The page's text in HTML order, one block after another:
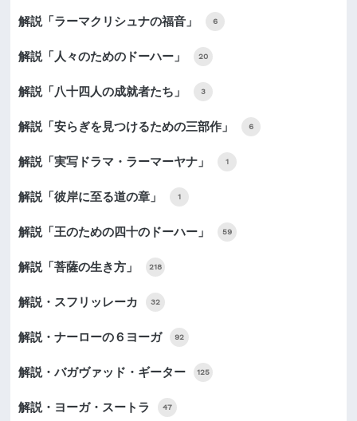
解説「ラーマクリシュナの福音」 6
解説「人々のためのドーハー」 20
解説「八十四人の成就者たち」 3
解説「安らぎを見つけるための三部作」 6
解説「実写ドラマ・ラーマーヤナ」 1
解説「彼岸に至る道の章」 1
解説「王のための四十のドーハー」 59
解説「菩薩の生き方」 218
解説・スフリッレーカ 32
解説・ナーローの６ヨーガ 92
解説・バガヴァッド・ギーター 125
解説・ヨーガ・スートラ 47